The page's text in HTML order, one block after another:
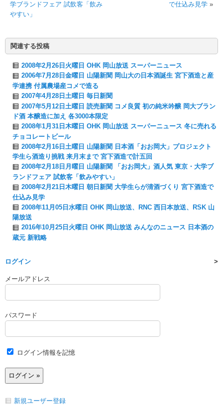
学ブランドフェア 試飲客「飲み
やすい」
で仕込み見学 »
関連する投稿
2008年2月26日火曜日 OHK 岡山放送 スーパーニュース
2006年7月28日金曜日 山陽新聞 岡山大の日本酒誕生 宮下酒造と産
学連携 付属農場産コメで造る
2007年4月28日土曜日 毎日新聞
2007年5月12日土曜日 読売新聞 コメ良質 初の純米吟醸 岡大ブラン
ド酒 本醸造に加え 各3000本限定
2008年1月31日木曜日 OHK 岡山放送 スーパーニュース 冬に売れる
チョコレートビール
2008年2月16日土曜日 山陽新聞 日本酒「おお岡大」プロジェクト
学生ら酒造り挑戦 来月末まで 宮下酒造で計五回
2008年2月18日月曜日 山陽新聞 「おお岡大」酒人気 東京・大学ブ
ランドフェア 試飲客「飲みやすい」
2008年2月21日木曜日 朝日新聞 大学生らが清酒づくり 宮下酒造で
仕込み見学
2008年11月05日水曜日 OHK 岡山放送、RNC 西日本放送、RSK 山
陽放送
2016年10月25日火曜日 OHK 岡山放送 みんなのニュース 日本酒の
蔵元 新戦略
ログイン
メールアドレス
パスワード
ログイン情報を記憶
新規ユーザー登録